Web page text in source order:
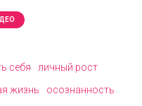
себя
личный рост
жизнь
осознанность